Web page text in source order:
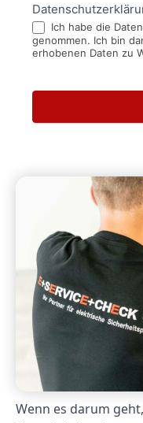
Ich habe die
genommen. Ich bin
erhobenen Daten zu
Wenn es darum